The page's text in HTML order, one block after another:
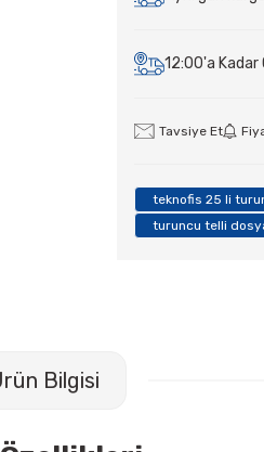
12:00'a Kadar
Tavsiye Et
teknofis 25 li
turuncu telli
Bilgisi